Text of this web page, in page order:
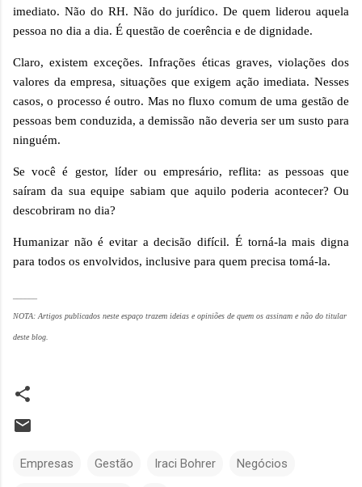
imediato. Não do RH. Não do jurídico. De quem liderou aquela
pessoa no dia a dia. É questão de coerência e de dignidade.
Claro, existem exceções. Infrações éticas graves, violações dos
valores da empresa, situações que exigem ação imediata. Nesses
casos, o processo é outro. Mas no fluxo comum de uma gestão de
pessoas bem conduzida, a demissão não deveria ser um susto para
ninguém.
Se você é gestor, líder ou empresário, reflita: as pessoas que
saíram da sua equipe sabiam que aquilo poderia acontecer? Ou
descobriram no dia?
Humanizar não é evitar a decisão difícil. É torná-la mais digna
para todos os envolvidos, inclusive para quem precisa tomá-la.
NOTA: Artigos publicados neste espaço trazem ideias e opiniões de quem os assinam e não do titular
deste blog.
Empresas Gestão Iraci Bohrer Negócios